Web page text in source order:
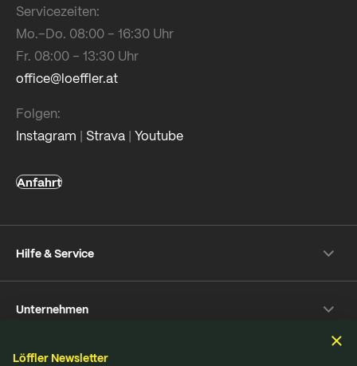
Servicezeiten:
Mo.–Do. 08:00 – 16:30 Uhr
Fr. 08:00 – 13:30 Uhr
office@loeffler.at
Folgen:
Instagram | Strava | Youtube
Anfahrt
Hilfe & Service
Rückversand
Pflegetipps
Unternehmen
Löffler Newsletter